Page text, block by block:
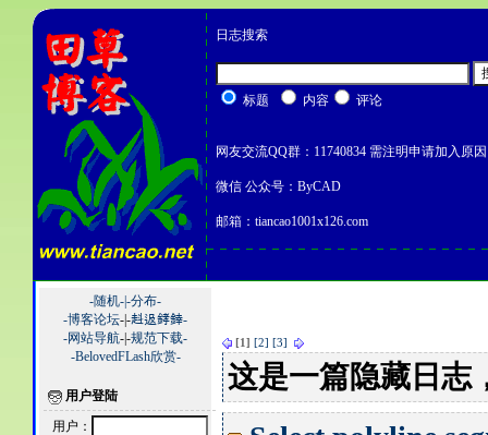
日志搜索
标题 内容 评论
网友交流QQ群：11740834 需注明申请加入原因
微信 公众号：ByCAD
邮箱：tiancao1001x126.com
-随机-|-分布-
-博客论坛-|-﨣﨤﨧﨨-
-网站导航-|-规范下载-
-BelovedFLash欣赏-
用户登陆
用户：
[1] [2] [3]
这是一篇隐藏日志